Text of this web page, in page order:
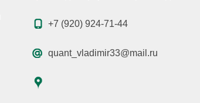
+7 (920) 924-71-44
quant_vladimir33@mail.ru